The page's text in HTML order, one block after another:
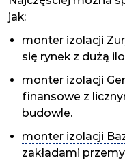
jak:
monter izolacji
się rynek z dużą
monter izolacji
finansowe z
budowle.
monter izolacji
zakładami